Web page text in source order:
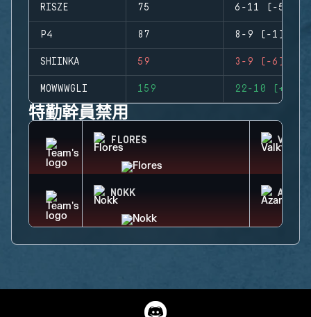
RISZE 75 6-11 (-5)
P4 87 8-9 (-1)
SHIINKA 59 3-9 (-6)
MOWWWGLI 159 22-10 (+12)
特勤幹員禁用
FLORES
NOKK AZAMI